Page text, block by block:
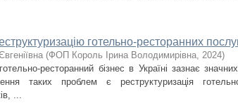
готельно-ресторанних
(ФОП Король Ірина Володимирівна, 2024)
ресторанний бізнес в Україні зазнає
таких проблем є реструктуризація
...